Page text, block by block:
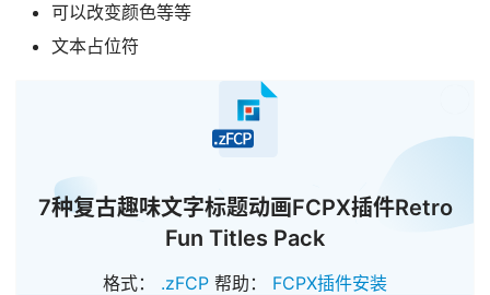
可以改变颜色等等
文本占位符
7种复古趣味文字标题动画FCPX插件Retro
Fun Titles Pack
格式： .zFCP 帮助： FCPX插件安装